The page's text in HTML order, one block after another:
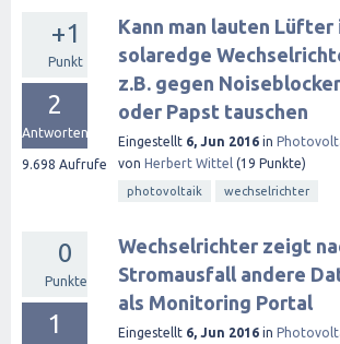
+1
Punkt
2
Antworten
9.698 Aufrufe
Kann man lauten Lüfter
solaredge
z.B. gegen Noiseblocker
oder Papst tauschen
Eingestellt 6, Jun 2016 in
von Herbert Wittel (19 Punkte)
photovoltaik wechselrichter
0
Punkte
1
Wechselrichter zeigt
Stromausfall andere
als Monitoring Portal
Eingestellt 6, Jun 2016 in